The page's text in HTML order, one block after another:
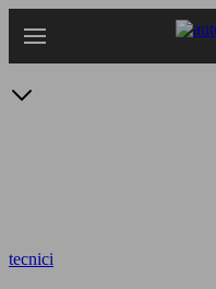
tecnici